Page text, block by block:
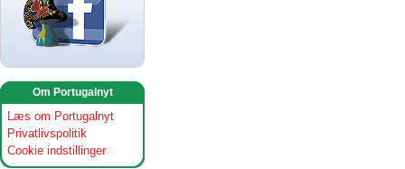
Om Portugalnyt
Læs om Portugalnyt
Privatlivspolitik
Cookie indstillinger